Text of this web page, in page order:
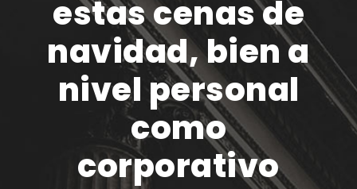
estas cenas de
navidad, bien a
nivel personal
como
corporativo